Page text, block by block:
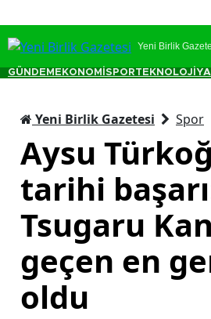
Yeni Birlik
GÜNDEM EKONOMİ SPORTEKNOLOJİ
Yeni Birlik Gazetesi Spor
Aysu
tarihi
Tsugaru
geçen en
oldu